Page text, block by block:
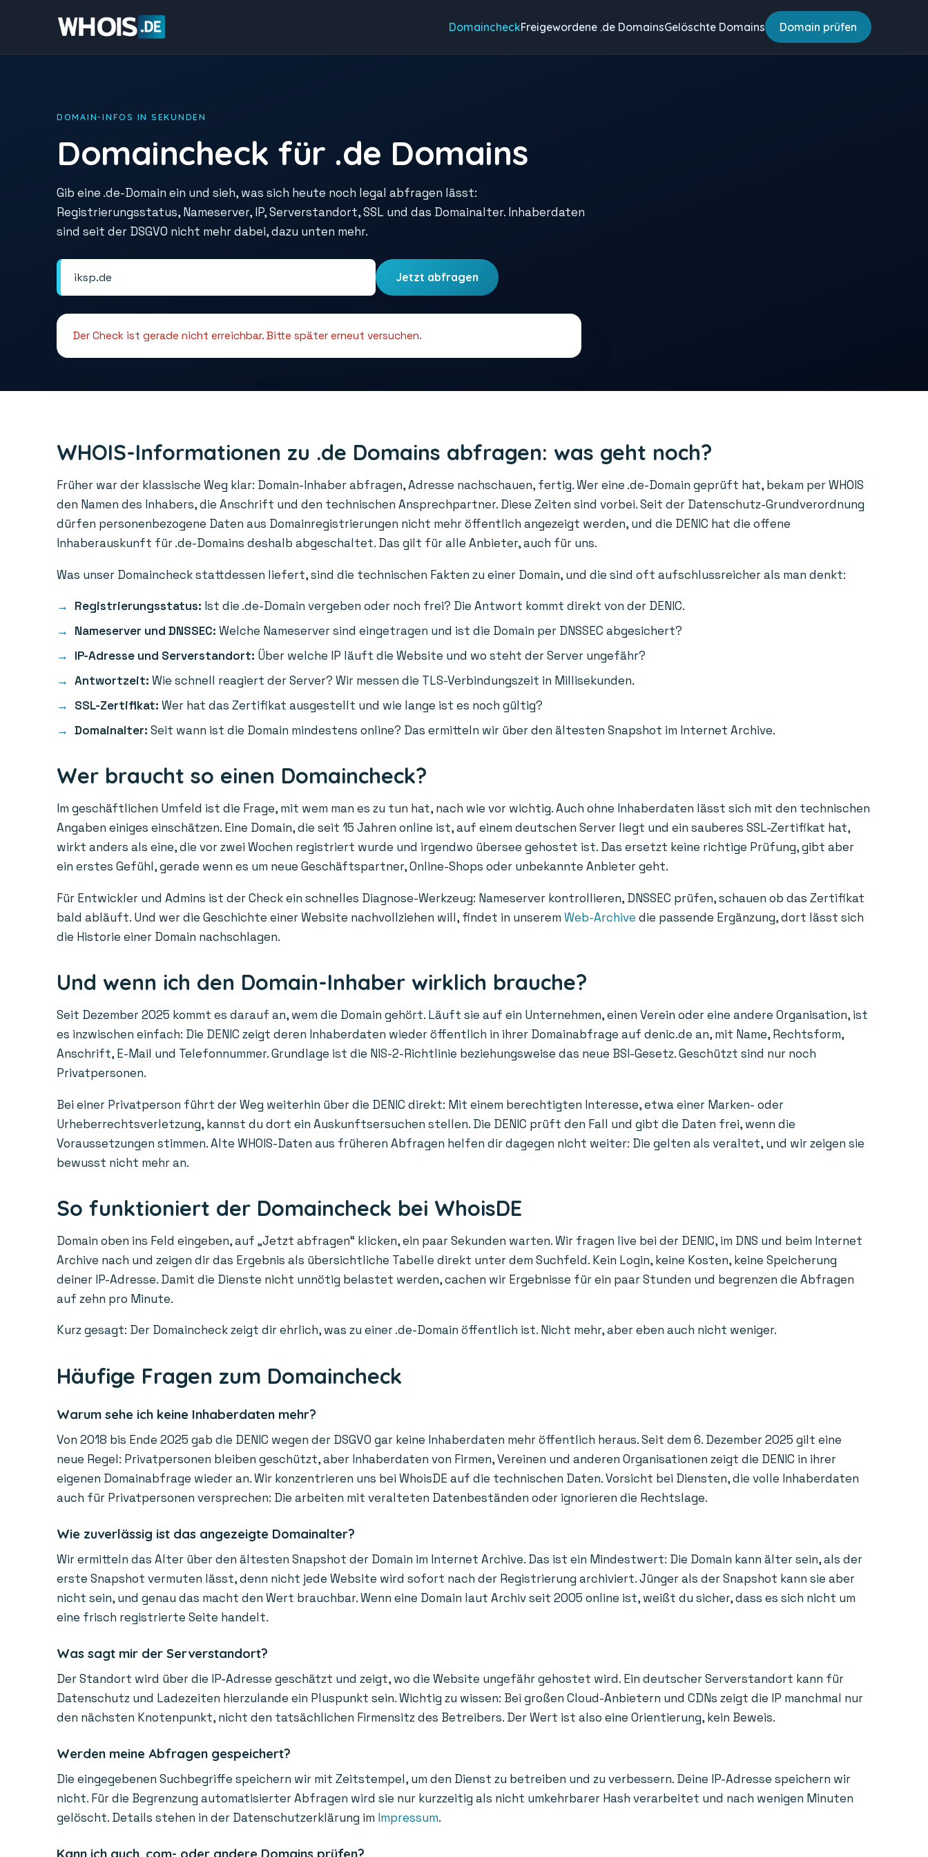
DomaincheckFreigewordene .de DomainsGelöschte Domains Domain prüfen
DOMAIN-INFOS IN SEKUNDEN
Domaincheck für .de Domains
Gib eine .de-Domain ein und sieh, was sich heute noch legal abfragen lässt:
Registrierungsstatus, Nameserver, IP, Serverstandort, SSL und das Domainalter. Inhaberdaten
sind seit der DSGVO nicht mehr dabei, dazu unten mehr.
Jetzt abfragen
Der Check ist gerade nicht erreichbar. Bitte später erneut versuchen.
WHOIS-Informationen zu .de Domains abfragen: was geht noch?
Früher war der klassische Weg klar: Domain-Inhaber abfragen, Adresse nachschauen, fertig. Wer eine .de-Domain geprüft hat, bekam per WHOIS
den Namen des Inhabers, die Anschrift und den technischen Ansprechpartner. Diese Zeiten sind vorbei. Seit der Datenschutz-Grundverordnung
dürfen personenbezogene Daten aus Domainregistrierungen nicht mehr öffentlich angezeigt werden, und die DENIC hat die offene
Inhaberauskunft für .de-Domains deshalb abgeschaltet. Das gilt für alle Anbieter, auch für uns.
Was unser Domaincheck stattdessen liefert, sind die technischen Fakten zu einer Domain, und die sind oft aufschlussreicher als man denkt:
Registrierungsstatus: Ist die .de-Domain vergeben oder noch frei? Die Antwort kommt direkt von der DENIC.
Nameserver und DNSSEC: Welche Nameserver sind eingetragen und ist die Domain per DNSSEC abgesichert?
IP-Adresse und Serverstandort: Über welche IP läuft die Website und wo steht der Server ungefähr?
Antwortzeit: Wie schnell reagiert der Server? Wir messen die TLS-Verbindungszeit in Millisekunden.
SSL-Zertifikat: Wer hat das Zertifikat ausgestellt und wie lange ist es noch gültig?
Domainalter: Seit wann ist die Domain mindestens online? Das ermitteln wir über den ältesten Snapshot im Internet Archive.
Wer braucht so einen Domaincheck?
Im geschäftlichen Umfeld ist die Frage, mit wem man es zu tun hat, nach wie vor wichtig. Auch ohne Inhaberdaten lässt sich mit den technischen
Angaben einiges einschätzen. Eine Domain, die seit 15 Jahren online ist, auf einem deutschen Server liegt und ein sauberes SSL-Zertifikat hat,
wirkt anders als eine, die vor zwei Wochen registriert wurde und irgendwo übersee gehostet ist. Das ersetzt keine richtige Prüfung, gibt aber
ein erstes Gefühl, gerade wenn es um neue Geschäftspartner, Online-Shops oder unbekannte Anbieter geht.
Für Entwickler und Admins ist der Check ein schnelles Diagnose-Werkzeug: Nameserver kontrollieren, DNSSEC prüfen, schauen ob das Zertifikat
bald abläuft. Und wer die Geschichte einer Website nachvollziehen will, findet in unserem Web-Archive die passende Ergänzung, dort lässt sich
die Historie einer Domain nachschlagen.
Und wenn ich den Domain-Inhaber wirklich brauche?
Seit Dezember 2025 kommt es darauf an, wem die Domain gehört. Läuft sie auf ein Unternehmen, einen Verein oder eine andere Organisation, ist
es inzwischen einfach: Die DENIC zeigt deren Inhaberdaten wieder öffentlich in ihrer Domainabfrage auf denic.de an, mit Name, Rechtsform,
Anschrift, E-Mail und Telefonnummer. Grundlage ist die NIS-2-Richtlinie beziehungsweise das neue BSI-Gesetz. Geschützt sind nur noch
Privatpersonen.
Bei einer Privatperson führt der Weg weiterhin über die DENIC direkt: Mit einem berechtigten Interesse, etwa einer Marken- oder
Urheberrechtsverletzung, kannst du dort ein Auskunftsersuchen stellen. Die DENIC prüft den Fall und gibt die Daten frei, wenn die
Voraussetzungen stimmen. Alte WHOIS-Daten aus früheren Abfragen helfen dir dagegen nicht weiter: Die gelten als veraltet, und wir zeigen sie
bewusst nicht mehr an.
So funktioniert der Domaincheck bei WhoisDE
Domain oben ins Feld eingeben, auf „Jetzt abfragen“ klicken, ein paar Sekunden warten. Wir fragen live bei der DENIC, im DNS und beim Internet
Archive nach und zeigen dir das Ergebnis als übersichtliche Tabelle direkt unter dem Suchfeld. Kein Login, keine Kosten, keine Speicherung
deiner IP-Adresse. Damit die Dienste nicht unnötig belastet werden, cachen wir Ergebnisse für ein paar Stunden und begrenzen die Abfragen
auf zehn pro Minute.
Kurz gesagt: Der Domaincheck zeigt dir ehrlich, was zu einer .de-Domain öffentlich ist. Nicht mehr, aber eben auch nicht weniger.
Häufige Fragen zum Domaincheck
Warum sehe ich keine Inhaberdaten mehr?
Von 2018 bis Ende 2025 gab die DENIC wegen der DSGVO gar keine Inhaberdaten mehr öffentlich heraus. Seit dem 6. Dezember 2025 gilt eine
neue Regel: Privatpersonen bleiben geschützt, aber Inhaberdaten von Firmen, Vereinen und anderen Organisationen zeigt die DENIC in ihrer
eigenen Domainabfrage wieder an. Wir konzentrieren uns bei WhoisDE auf die technischen Daten. Vorsicht bei Diensten, die volle Inhaberdaten
auch für Privatpersonen versprechen: Die arbeiten mit veralteten Datenbeständen oder ignorieren die Rechtslage.
Wie zuverlässig ist das angezeigte Domainalter?
Wir ermitteln das Alter über den ältesten Snapshot der Domain im Internet Archive. Das ist ein Mindestwert: Die Domain kann älter sein, als der
erste Snapshot vermuten lässt, denn nicht jede Website wird sofort nach der Registrierung archiviert. Jünger als der Snapshot kann sie aber
nicht sein, und genau das macht den Wert brauchbar. Wenn eine Domain laut Archiv seit 2005 online ist, weißt du sicher, dass es sich nicht um
eine frisch registrierte Seite handelt.
Was sagt mir der Serverstandort?
Der Standort wird über die IP-Adresse geschätzt und zeigt, wo die Website ungefähr gehostet wird. Ein deutscher Serverstandort kann für
Datenschutz und Ladezeiten hierzulande ein Pluspunkt sein. Wichtig zu wissen: Bei großen Cloud-Anbietern und CDNs zeigt die IP manchmal nur
den nächsten Knotenpunkt, nicht den tatsächlichen Firmensitz des Betreibers. Der Wert ist also eine Orientierung, kein Beweis.
Werden meine Abfragen gespeichert?
Die eingegebenen Suchbegriffe speichern wir mit Zeitstempel, um den Dienst zu betreiben und zu verbessern. Deine IP-Adresse speichern wir
nicht. Für die Begrenzung automatisierter Abfragen wird sie nur kurzzeitig als nicht umkehrbarer Hash verarbeitet und nach wenigen Minuten
gelöscht. Details stehen in der Datenschutzerklärung im Impressum.